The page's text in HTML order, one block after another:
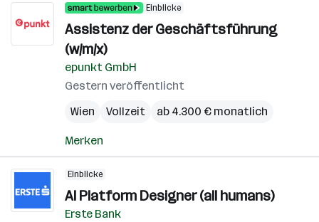
Einblicke
Assistenz der Geschäftsführung
(w/m/x)
epunkt GmbH
Gestern veröffentlicht
Wien
Vollzeit ab 4.300 € monatlich
Merken
Einblicke
AI Platform Designer (all humans)
Erste Bank